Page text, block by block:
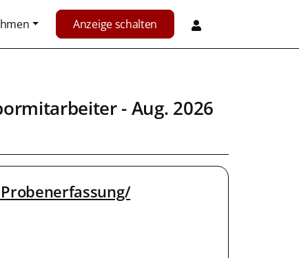
Anzeige schalten
- Aug. 2026